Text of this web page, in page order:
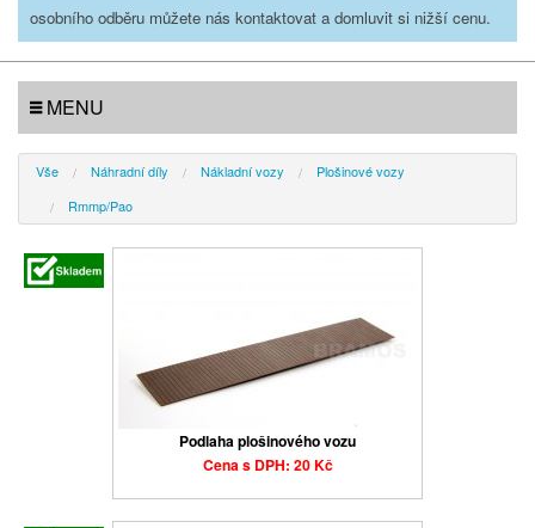
osobního odběru můžete nás kontaktovat a domluvit si nižší cenu.
MENU
Vše Náhradní díly Nákladní vozy
Plošinové vozy
Rmmp/Pao
Podlaha plošinového vozu
Cena s DPH: 20 Kč